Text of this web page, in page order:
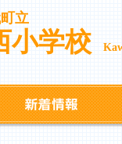
立
小学校
概要